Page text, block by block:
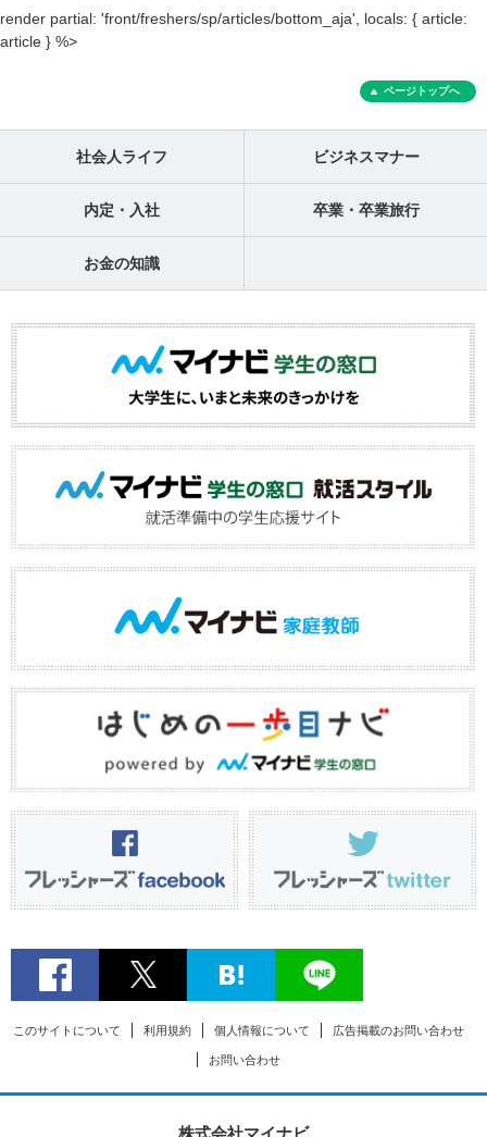
render partial: 'front/freshers/sp/articles/bottom_aja', locals: { article:
article } %>
ページトップへ
社会人ライフ ビジネスマナー
内定・入社 卒業・卒業旅行
お金の知識
このサイトについて 利用規約 個人情報について 広告掲載のお問い合わせ
お問い合わせ
株式会社マイナビ